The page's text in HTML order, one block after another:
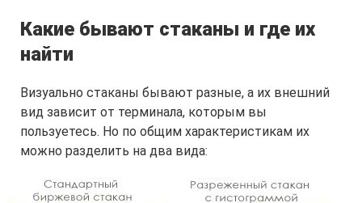
Какие бывают стаканы и где их
найти
Визуально стаканы бывают разные, а их внешний
вид зависит от терминала, которым вы
пользуетесь. Но по общим характеристикам их
можно разделить на два вида: